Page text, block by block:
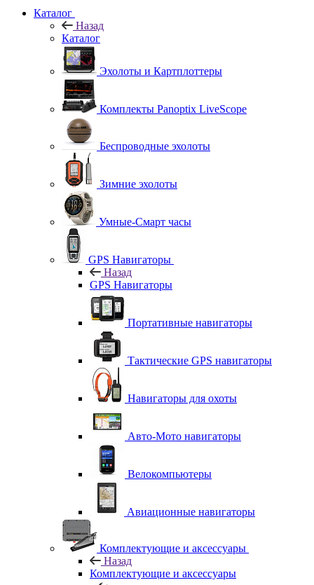
Каталог
Назад
Каталог
Эхолоты и Картплоттеры
Комплекты Panoptix LiveScope
Беспроводные эхолоты
Зимние эхолоты
Умные-Смарт часы
GPS Навигаторы
Назад
GPS Навигаторы
Портативные навигаторы
Тактические GPS навигаторы
Навигаторы для охоты
Авто-Мото навигаторы
Велокомпьютеры
Авиационные навигаторы
Комплектующие и аксессуары
Назад
Комплектующие и аксессуары